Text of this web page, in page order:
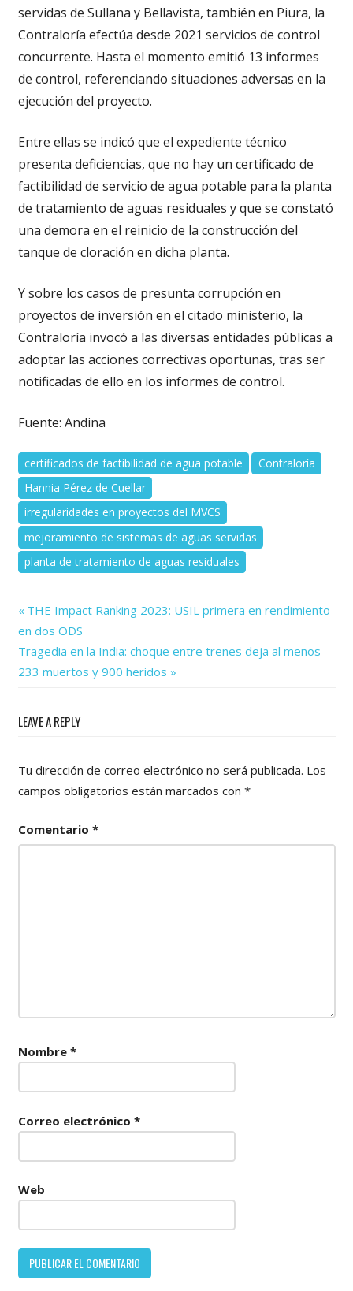
servidas de Sullana y Bellavista, también en Piura, la
Contraloría efectúa desde 2021 servicios de control
concurrente. Hasta el momento emitió 13 informes
de control, referenciando situaciones adversas en la
ejecución del proyecto.
Entre ellas se indicó que el expediente técnico
presenta deficiencias, que no hay un certificado de
factibilidad de servicio de agua potable para la planta
de tratamiento de aguas residuales y que se constató
una demora en el reinicio de la construcción del
tanque de cloración en dicha planta.
Y sobre los casos de presunta corrupción en
proyectos de inversión en el citado ministerio, la
Contraloría invocó a las diversas entidades públicas a
adoptar las acciones correctivas oportunas, tras ser
notificadas de ello en los informes de control.
Fuente: Andina
certificados de factibilidad de agua potable
Contraloría
Hannia Pérez de Cuellar
irregularidades en proyectos del MVCS
mejoramiento de sistemas de aguas servidas
planta de tratamiento de aguas residuales
Navegación
de
entradas
Previous
Post:
THE Impact Ranking 2023: USIL primera en rendimiento
en dos ODS
Next
Post:
Tragedia en la India: choque entre trenes deja al menos
233 muertos y 900 heridos
LEAVE A REPLY
Tu dirección de correo electrónico no será publicada. Los
campos obligatorios están marcados con *
Comentario *
Nombre *
Correo electrónico *
Web